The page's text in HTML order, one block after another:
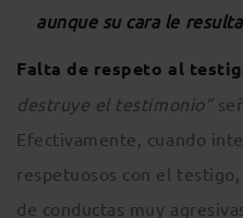
aunque su cara le
Falta de respeto al
destruye el testimonio”
Efectivamente, cuando
respetuosos con el
de conductas muy